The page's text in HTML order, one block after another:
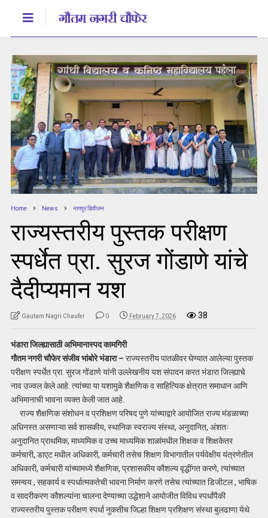
Home News नागपुर डिवीजन
राज्यस्तरीय पुस्तक परीक्षण
स्पर्धेत प्रा. सुरज गोंडाणे यांचे
दैदीप्यमान यश
Gautam Nagri Chaufer 0 February 7, 2026 38
भंडारा जिल्ह्यासाठी अभिमानास्पद कामगिरी
गौतम नगरी चौफेर संजीव भांबोरे भंडारा – राज्यस्तरीय पातळीवर घेण्यात आलेल्या पुस्तक
परीक्षण स्पर्धेत प्रा. सुरज गोंडाणे यांनी उल्लेखनीय यश संपादन करत भंडारा जिल्ह्याचे
नाव उज्वल केले आहे. त्यांच्या या यशामुळे शैक्षणिक व साहित्यिक क्षेत्रात समाधान आणि
अभिमानाची भावना व्यक्त केली जात आहे.
राज्य शैक्षणिक संशोधन व प्रशिक्षण परिषद पुणे यांच्याद्वारे आयोजित राज्य मंडळाच्या
अधिनस्त असणाऱ्या सर्व शासकीय, स्थानिक स्वराज्य संस्था, अनुदानित, अंशतः
अनुदानित प्राथमिक, माध्यमिक व उच्च माध्यमिक शाळांमधील शिक्षक व शिक्षकेतर
कर्मचारी, डाएट मधील अधिकारी, कर्मचारी तसेच शिक्षण विभागातील पर्यवेक्षीय यंत्रणेतील
अधिकारी, कर्मचारी यांच्यामध्ये शैक्षणिक, प्रशासकीय कौशल्य वृद्धींगत करणे, त्यांच्यात
समन्वय , सहकार्य व स्पर्धात्मकतेची भावना निर्माण करणे तसेच त्यांच्यात डिजीटल , भाषिक
व सादरीकरण कौशल्यांना चालना देण्याच्या उद्धेशाने आयोजीत विविध स्पर्धांपैकी
राज्यस्तरीय पुस्तक परीक्षण स्पर्धा नुकतीच जिल्हा शिक्षण प्रशिक्षण संस्था बुलढाणा येथे